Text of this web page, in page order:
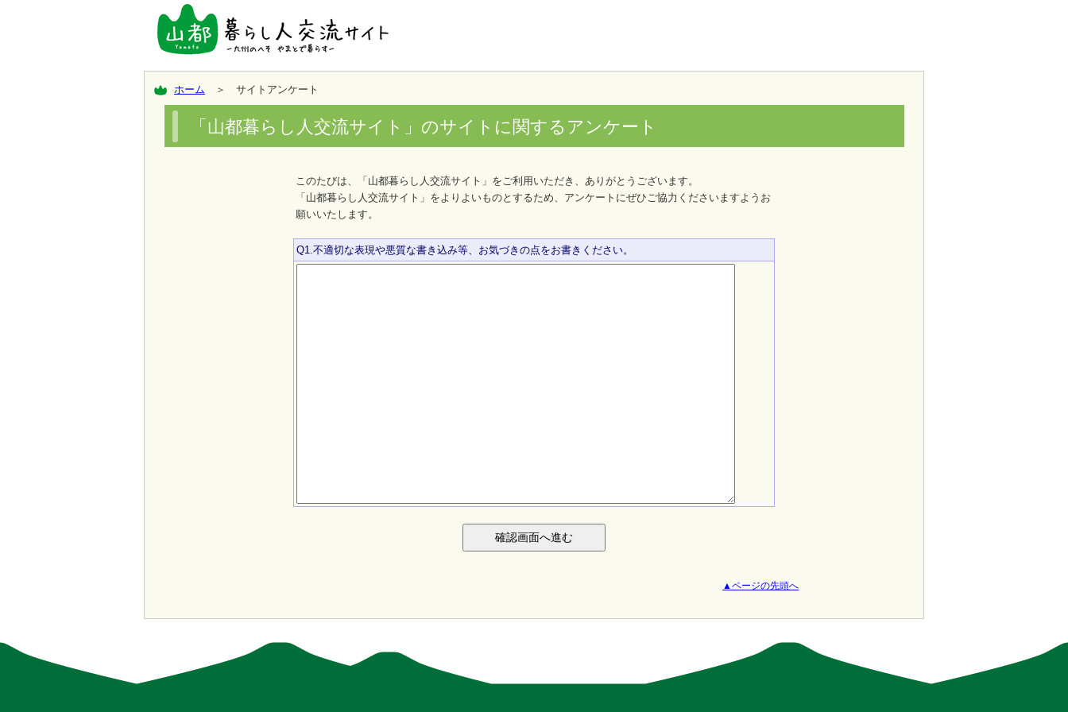
ホーム ＞ サイトアンケート
「山都暮らし人交流サイト」のサイトに関するアンケート
このたびは、「山都暮らし人交流サイト」をご利用いただき、ありがとうございます。
「山都暮らし人交流サイト」をよりよいものとするため、アンケートにぜひご協力くださいますようお
願いいたします。
Q1.不適切な表現や悪質な書き込み等、お気づきの点をお書きください。
▲ページの先頭へ